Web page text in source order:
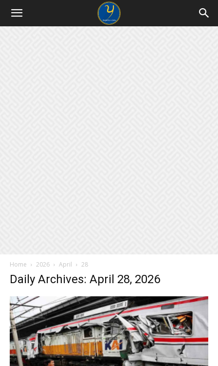
Home 2026 April 28
Daily Archives: April 28, 2026